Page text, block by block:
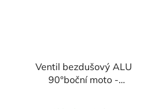
Ventil bezdušový ALU
90°boční moto -